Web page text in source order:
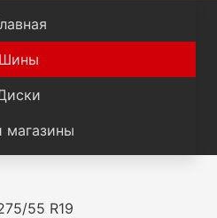
Шины
магазины
55 R19